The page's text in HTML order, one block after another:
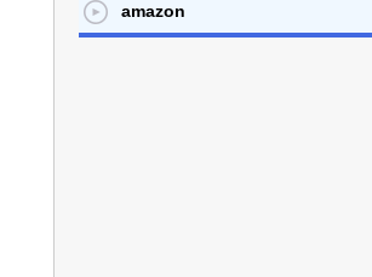
amazon